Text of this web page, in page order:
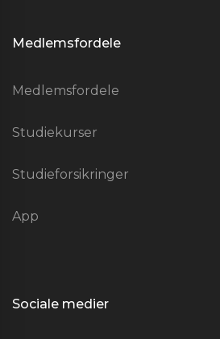
Medlemsfordele
Medlemsfordele
Studiekurser
Studieforsikringer
App
Sociale medier